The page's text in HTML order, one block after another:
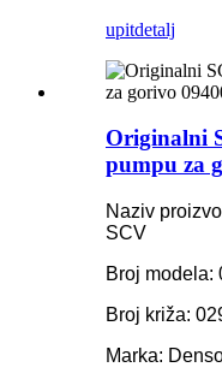
upitdetalj
Originalni
pumpu za
Naziv
SCV
Broj modela:
Broj križa:
Marka: